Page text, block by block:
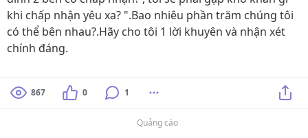
khi chấp nhận yêu xa? ".Bao nhiêu phần trăm chúng tôi
có thể bên nhau?.Hãy cho tôi 1 lời khuyên và nhận xét
chính đáng.
867 0 1
Quảng cáo